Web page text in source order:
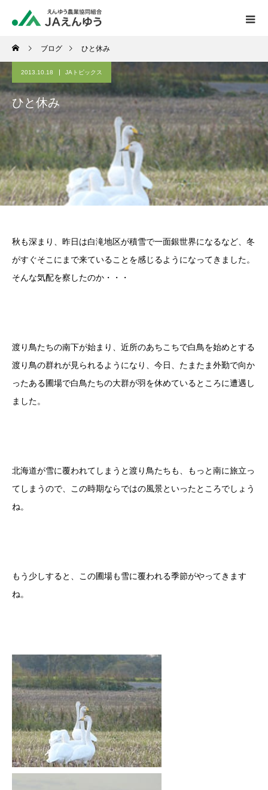
ブログ ひと休み
2013.10.18 JAトピックス
ひと休み
秋も深まり、昨日は白滝地区が積雪で一面銀世界になるなど、冬
がすぐそこにまで来ていることを感じるようになってきました。
そんな気配を察したのか・・・
渡り鳥たちの南下が始まり、近所のあちこちで白鳥を始めとする
渡り鳥の群れが見られるようになり、今日、たまたま外勤で向か
ったある圃場で白鳥たちの大群が羽を休めているところに遭遇し
ました。
北海道が雪に覆われてしまうと渡り鳥たちも、もっと南に旅立っ
てしまうので、この時期ならではの風景といったところでしょう
ね。
もう少しすると、この圃場も雪に覆われる季節がやってきます
ね。